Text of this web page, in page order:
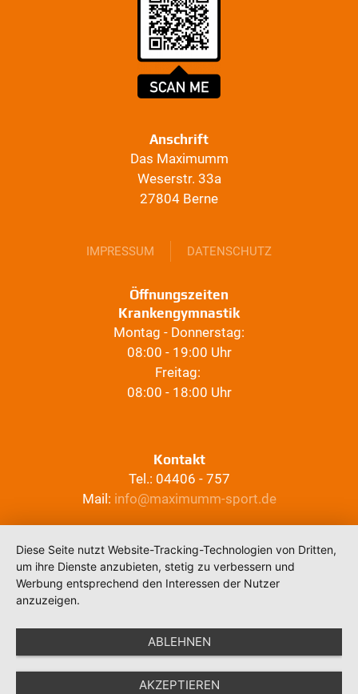
Anschrift
Das Maximumm
Weserstr. 33a
27804 Berne
IMPRESSUM DATENSCHUTZ
Öffnungszeiten
Krankengymnastik
Montag - Donnerstag:
08:00 - 19:00 Uhr
Freitag:
08:00 - 18:00 Uhr
Kontakt
Tel.: 04406 - 757
Mail: info@maximumm-sport.de
Diese Seite nutzt Website-Tracking-Technologien von Dritten,
um ihre Dienste anzubieten, stetig zu verbessern und
Werbung entsprechend den Interessen der Nutzer
anzuzeigen.
ABLEHNEN
AKZEPTIEREN